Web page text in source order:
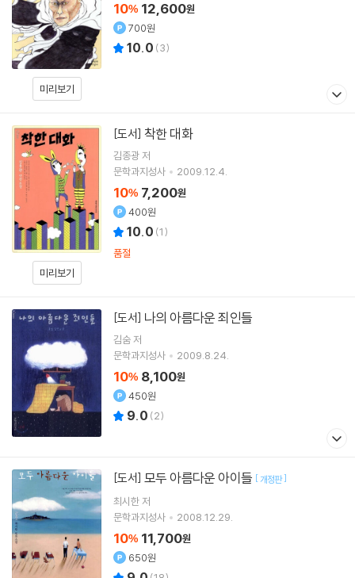
미리보기
10% 12,600원
700원
10.0 (3)
미리보기
[도서] 착한 대화
김종광저
문학과지성사
2009.12.4.
10% 7,200원
400원
10.0 (1)
품절
[도서] 나의 아름다운 죄인들
김숨저
문학과지성사
2009.8.24.
10% 8,100원
450원
9.0 (2)
[도서] 모두 아름다운 아이들 [개정판]
최시한저
문학과지성사
2008.12.29.
10% 11,700원
650원